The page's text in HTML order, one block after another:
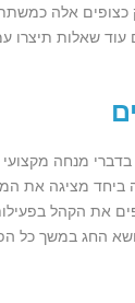
אלה
שאלות תיצרו
מנחה
מציגה את
את הקהל
החג במשך כל